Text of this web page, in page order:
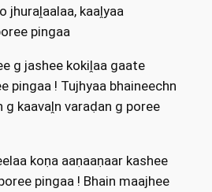
jhuraḽaalaa, kaaḽyaa
pingaa
g jashee kokiḽaa gaate
pingaa ! Tujhyaa bhaineechn
g kaavaḽn varaḍan g poree
koṇa aaṇaaṇaar kashee
pingaa ! Bhain maajhee